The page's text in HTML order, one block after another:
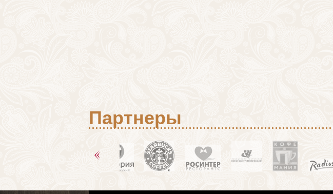
Партнеры